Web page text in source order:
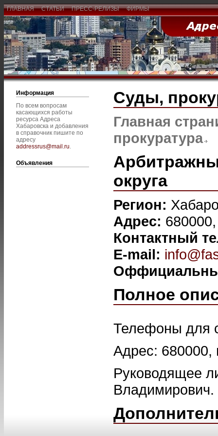
ГЛАВНАЯ СТАТЬИ ПРЕСС-РЕЛИЗЫ ФИРМЫ
Информация
По всем вопросам
касающихся работы
ресурса Адреса
Хабаровска и добавления
в справочник пишите по
адресу
addressrus@mail.ru.
Объявления
Суды,
Главная
прокуратура
округа
Регион:
Адрес:
Контактный
E-mail:
Полное
Телефоны для
Адрес: 680000,
Руководящее
Владимирович.